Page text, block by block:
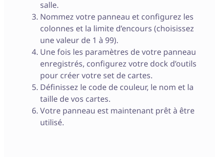
salle.
Nommez votre panneau et configurez les
colonnes et la limite d’encours (choisissez
une valeur de 1 à 99).
Une fois les paramètres de votre panneau
enregistrés, configurez votre dock d’outils
pour créer votre set de cartes.
Définissez le code de couleur, le nom et la
taille de vos cartes.
Votre panneau est maintenant prêt à être
utilisé.